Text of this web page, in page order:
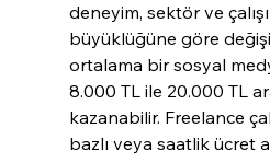
deneyim, sektör ve
büyüklüğüne göre
ortalama bir sosyal
8.000 TL ile 20.000 TL
kazanabilir. Freelance
bazlı veya saatlik ücret